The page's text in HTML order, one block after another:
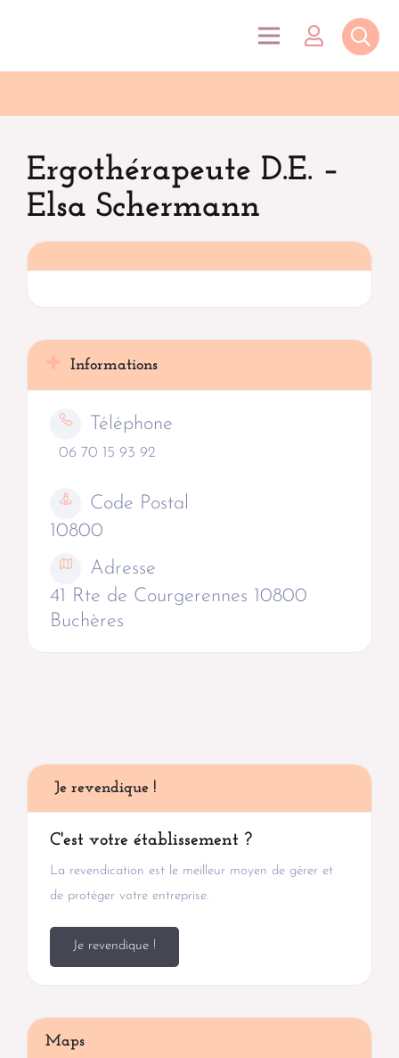
Ergothérapeute D.E. –
Elsa Schermann
Informations
Téléphone
06 70 15 93 92
Code Postal
10800
Adresse
41 Rte de Courgerennes 10800
Buchères
Je revendique !
C'est votre établissement ?
La revendication est le meilleur moyen de gérer et
de protéger votre entreprise.
Je revendique !
Maps